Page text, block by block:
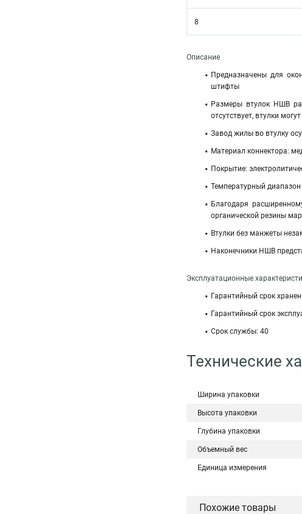
8
Описание
Предназначены для
штифты
Размеры втулок НШВ
отсутствует, втулки
Завод жилы во втулку
Материал коннектора:
Покрытие:
Температурный диапазон
Благодаря
органической резины
Втулки без манжеты
Наконечники НШВ
Эксплуатационные
Гарантийный срок
Гарантийный срок
Срок службы: 40
Технические
Ширина упаковки
Высота упаковки
Глубина упаковки
Объемный вес
Единица измерения
Похожие товары